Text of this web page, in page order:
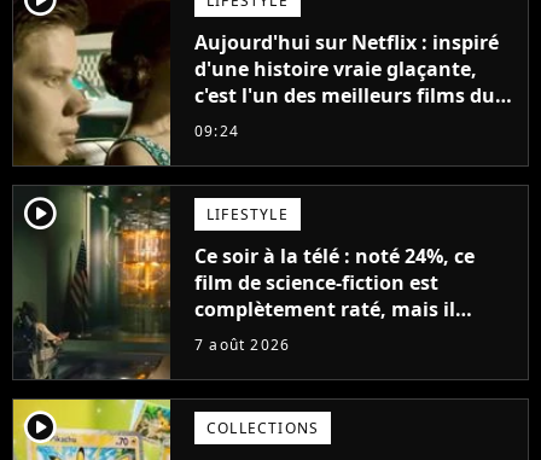
Aujourd'hui sur Netflix : inspiré
d'une histoire vraie glaçante,
c'est l'un des meilleurs films du
21ème siècle
09:24
player2 LIFESTYLE
Ce soir à la télé : noté 24%, ce
film de science-fiction est
complètement raté, mais il
aurait pu être encore pire à
7 août 2026
player2 COLLECTIONS